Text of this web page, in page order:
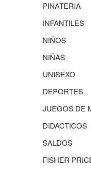
PINATERIA
INFANTILES
NIÑOS
NIÑAS
UNISEXO
DEPORTES
JUEGOS DE
DIDACTICOS
SALDOS
FISHER